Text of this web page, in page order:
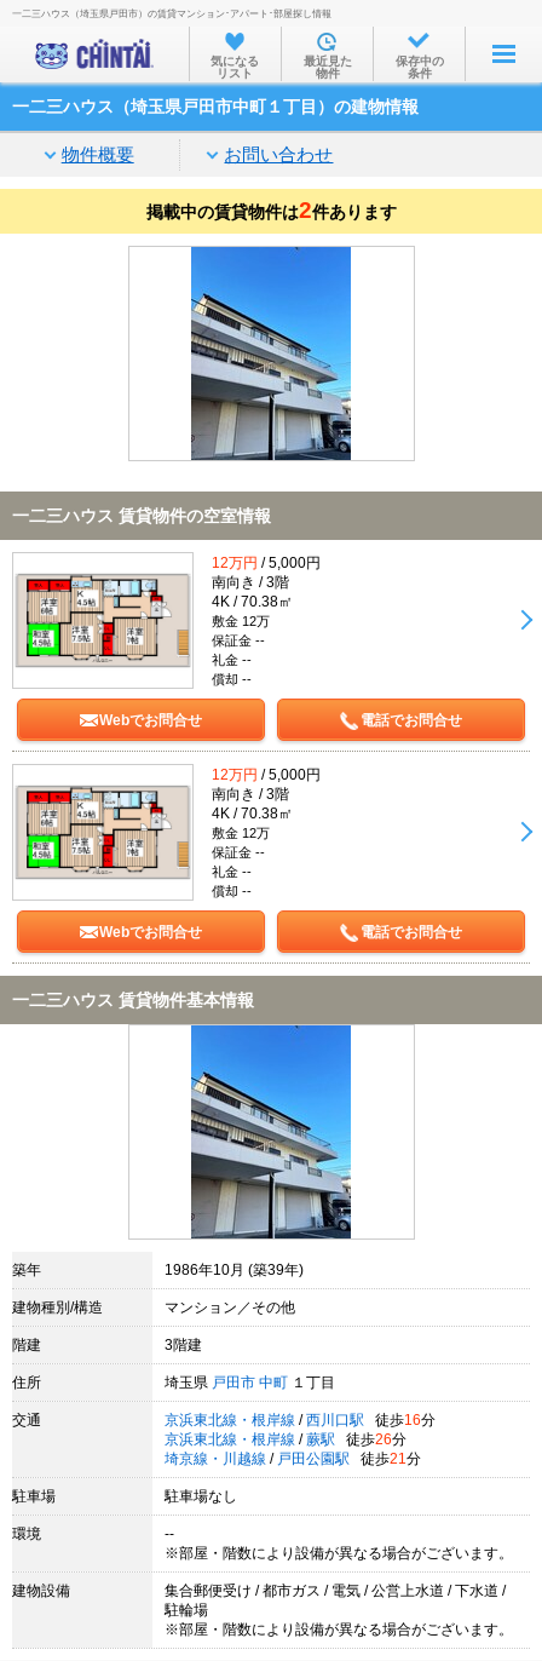
お部屋を探す
沿線・駅から
住所から
家賃相場から
通勤通学時間から
物件特集から
TOP
一二三ハウス（埼玉県戸田市）の賃貸マンション･アパート･部屋探し情報
気になる
リスト
最近見た
物件
保存中の
条件
一二三ハウス（埼玉県戸田市中町１丁目）の建物情報
物件概要 お問い合わせ
掲載中の賃貸物件は2件あります
一二三ハウス 賃貸物件の空室情報
12万円 / 5,000円
南向き / 3階
4K / 70.38㎡
敷金 12万
保証金 --
礼金 --
償却 --
Webでお問合せ 電話でお問合せ
12万円 / 5,000円
南向き / 3階
4K / 70.38㎡
敷金 12万
保証金 --
礼金 --
償却 --
Webでお問合せ 電話でお問合せ
一二三ハウス 賃貸物件基本情報
築年 1986年10月 (築39年)
建物種別/構造 マンション／その他
階建 3階建
住所 埼玉県 戸田市 中町 １丁目
交通 京浜東北線・根岸線 / 西川口駅 徒歩16分
京浜東北線・根岸線 / 蕨駅 徒歩26分
埼京線・川越線 / 戸田公園駅 徒歩21 分
駐車場 駐車場なし
環境
--
※部屋・階数により設備が異なる場合がございます。
建物設備
集合郵便受け / 都市ガス / 電気 / 公営上水道 / 下水道 /
駐輪場
※部屋・階数により設備が異なる場合がございます。